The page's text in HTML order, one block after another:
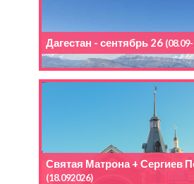
Дагестан - сентябрь 26
Святая Матрона + Сергиев
(18.092026)